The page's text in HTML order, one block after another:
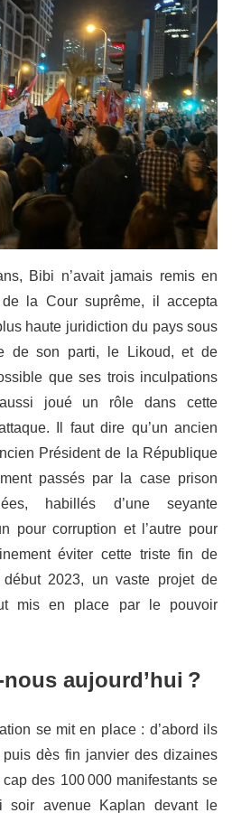
Bibi n’avait jamais remis en
la Cour suprême, il accepta
haute juridiction du pays sous
de son parti, le Likoud, et de
que ses trois inculpations
joué un rôle dans cette
Il faut dire qu’un ancien
Président de la République
passés par la case prison
habillés d’une seyante
pour corruption et l’autre pour
éviter cette triste fin de
2023, un vaste projet de
mis en place par le pouvoir
aujourd’hui ?
se mit en place : d’abord ils
dès fin janvier des dizaines
des 100 000 manifestants se
soir avenue Kaplan devant le